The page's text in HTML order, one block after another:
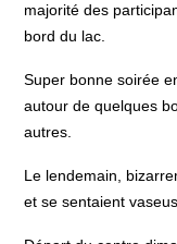
majorité des
bord du lac.
Super bonne soirée
autour de quelques
autres.
Le lendemain,
et se sentaient